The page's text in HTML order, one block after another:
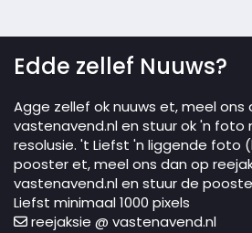
Edde zellef Nuuws?
Agge zellef ok nuuws et, meel ons
vastenavend.nl en stuur ok 'n foto
resolusie. 't Liefst 'n liggende foto
pooster et, meel ons dan op
vastenavend.nl en stuur de
Liefst minimaal 1000 pixels
reejaksie @ vastenavend.nl